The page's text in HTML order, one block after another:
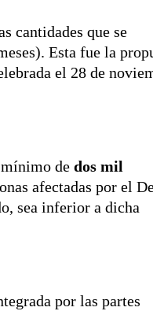
cantidades que se
Esta fue la
el 28 de
mínimo dedos mil
afectadas por el
sea inferior a dicha
por las partes